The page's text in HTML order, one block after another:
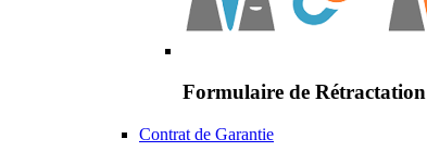
Formulaire de Rétractation
Contrat de Garantie